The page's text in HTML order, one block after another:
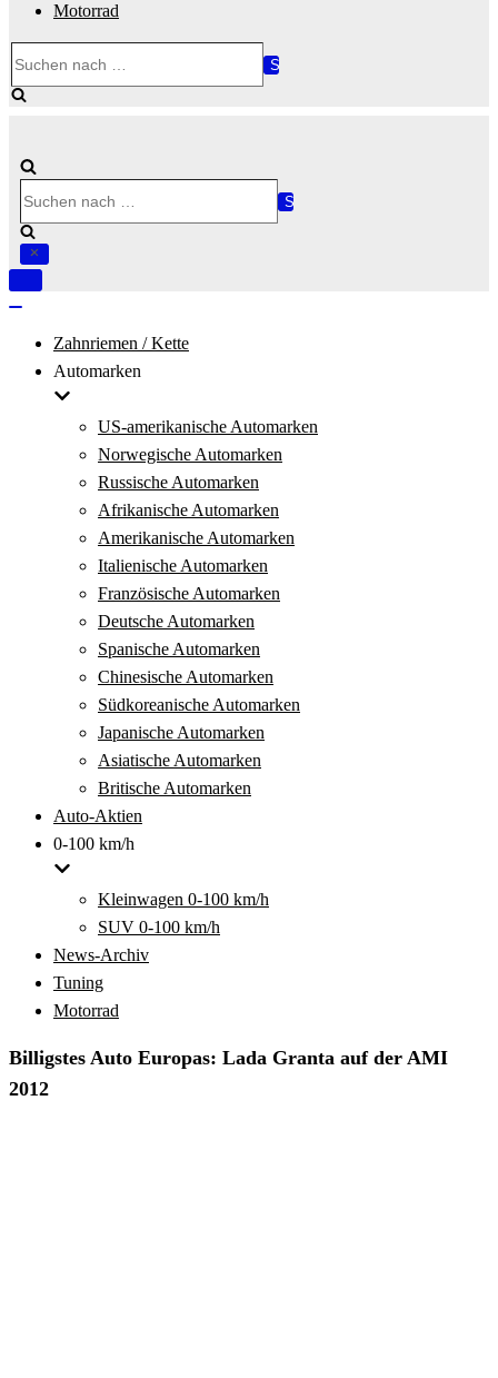
Motorrad
nach …
nach …
Navigation
Zahnriemen / Kette
Automarken
US-amerikanische Automarken
Norwegische Automarken
Russische Automarken
Afrikanische Automarken
Amerikanische Automarken
Italienische Automarken
Französische Automarken
Deutsche Automarken
Spanische Automarken
Chinesische Automarken
Südkoreanische Automarken
Japanische Automarken
Asiatische Automarken
Britische Automarken
Auto-Aktien
0-100 km/h
Kleinwagen 0-100 km/h
SUV 0-100 km/h
News-Archiv
Tuning
Motorrad
Billigstes Auto Europas: Lada Granta auf der AMI
2012